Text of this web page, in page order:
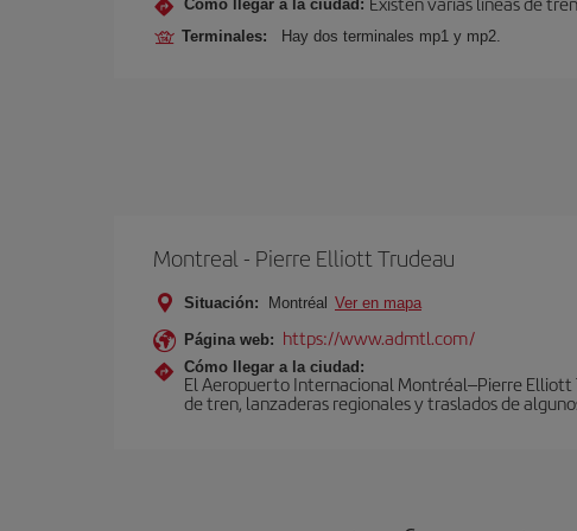
Cómo llegar a la ciudad:
Terminales: Hay dos terminales mp1 y mp2.
Montreal - Pierre Elliott Trudeau
Situación: Montréal Ver en mapa
Página web: https://www.admtl.com/
Cómo llegar a la ciudad:
El Aeropuerto Internacional Montréal–Pierre Elliott
de tren, lanzaderas regionales y traslados de